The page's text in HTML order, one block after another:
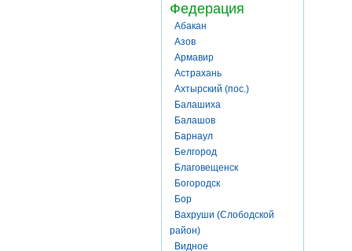
Федерация
Абакан
Азов
Армавир
Астрахань
Ахтырский (пос.)
Балашиха
Балашов
Барнаул
Белгород
Благовещенск
Богородск
Бор
Вахруши (Слободской
район)
Видное